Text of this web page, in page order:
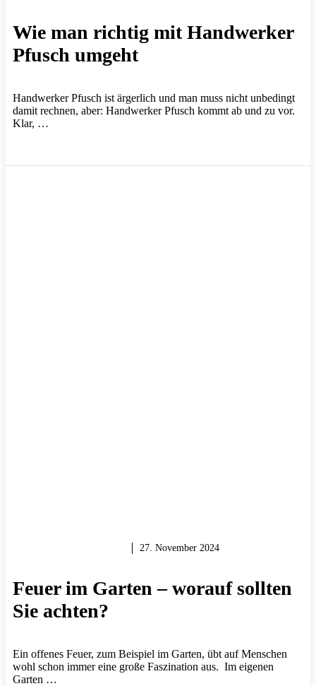
Wie man richtig mit Handwerker
Pfusch umgeht
Handwerker Pfusch ist ärgerlich und man muss nicht unbedingt
damit rechnen, aber: Handwerker Pfusch kommt ab und zu vor.
Klar, …
27. November 2024
Feuer im Garten – worauf sollten
Sie achten?
Ein offenes Feuer, zum Beispiel im Garten, übt auf Menschen
wohl schon immer eine große Faszination aus. Im eigenen
Garten …